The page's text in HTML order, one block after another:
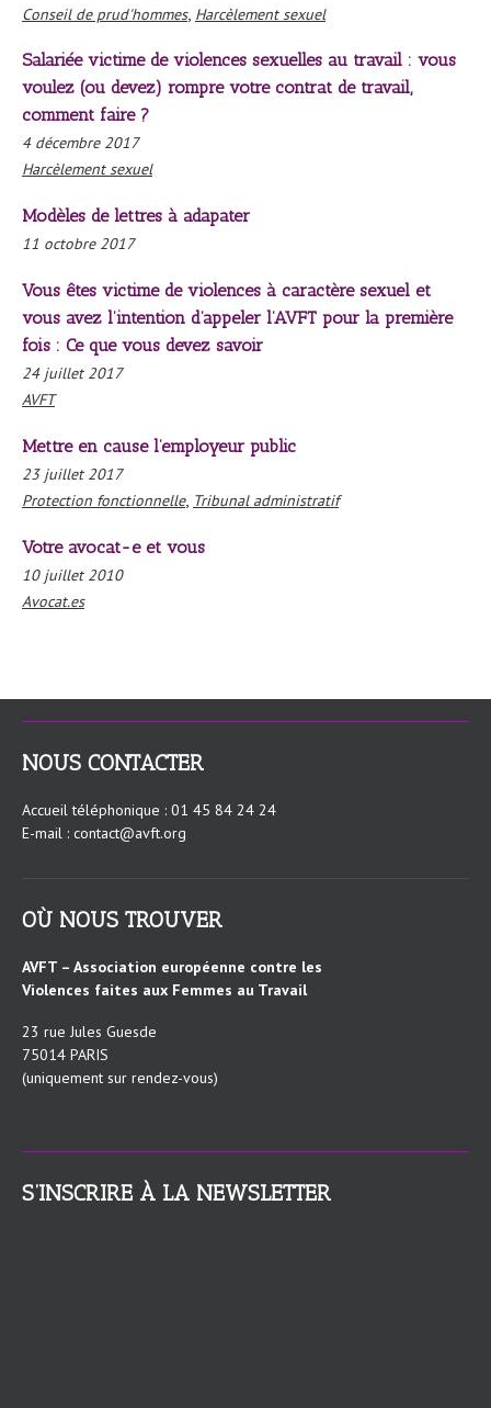
Conseil de prud'hommes, Harcèlement sexuel
Salariée victime de violences sexuelles au travail : vous
voulez (ou devez) rompre votre contrat de travail,
comment faire ?
4 décembre 2017
Harcèlement sexuel
Modèles de lettres à adapater
11 octobre 2017
Vous êtes victime de violences à caractère sexuel et
vous avez l’intention d’appeler l’AVFT pour la première
fois : Ce que vous devez savoir
24 juillet 2017
AVFT
Mettre en cause l’employeur public
23 juillet 2017
Protection fonctionnelle, Tribunal administratif
Votre avocat-e et vous
10 juillet 2010
Avocat.es
NOUS CONTACTER
Accueil téléphonique : 01 45 84 24 24
E-mail : contact@avft.org
OÙ NOUS TROUVER
AVFT – Association européenne contre les
Violences faites aux Femmes au Travail
23 rue Jules Guesde
75014 PARIS
(uniquement sur rendez-vous)
S’INSCRIRE À LA NEWSLETTER